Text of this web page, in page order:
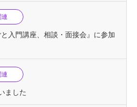
と入門講座、相談・面接会』に参加
ました